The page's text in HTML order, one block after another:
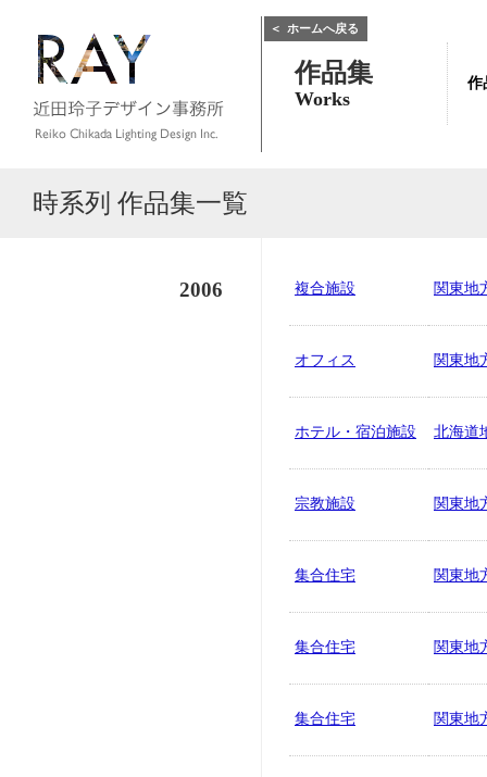
作品集
Works
＜ ホームへ戻る
作
時系列 作品集一覧
2006 複合施設 関東地
オフィス 関東地
ホテル・宿泊施設 北海道
宗教施設 関東地
集合住宅 関東地
集合住宅 関東地
集合住宅 関東地